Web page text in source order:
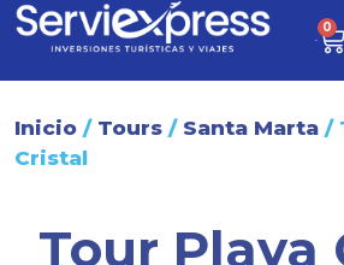
0
Inicio / Tours / Santa Marta /
Cristal
Tour Playa